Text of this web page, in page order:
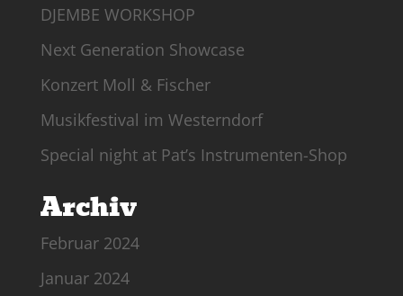
DJEMBE WORKSHOP
Next Generation Showcase
Konzert Moll & Fischer
Musikfestival im Westerndorf
Special night at Pat’s Instrumenten-Shop
Archiv
Februar 2024
Januar 2024